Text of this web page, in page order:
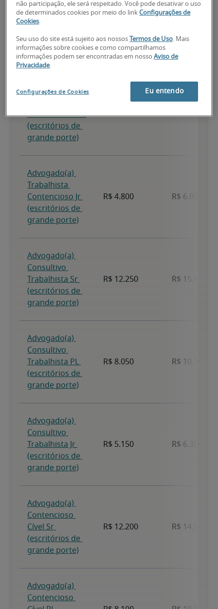
não participação, ele será respeitado. Você pode desativar o uso
de determinados cookies por meio do linkConfigurações de
Cookies
Seu uso do site está sujeito aos nossos Termos de Uso . Mais
informações sobre cookies e como compartilhamos
informações podem ser encontradas em nossoAviso de
Privacidade.
Configurações de Cookies Eu entendo